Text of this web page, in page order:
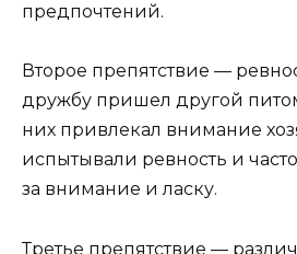
предпочтений.
Второе препятствие —
дружбу пришел другой
них привлекал внимание
испытывали ревность и
за внимание и ласку.
Третье препятствие —